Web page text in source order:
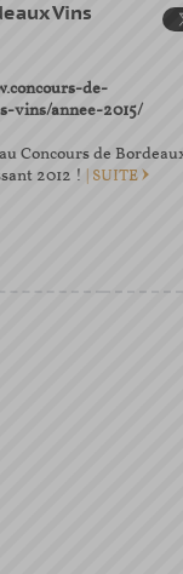
Vins
de-
vins/annee-2015/
Concours de
2012 ! | SUITE